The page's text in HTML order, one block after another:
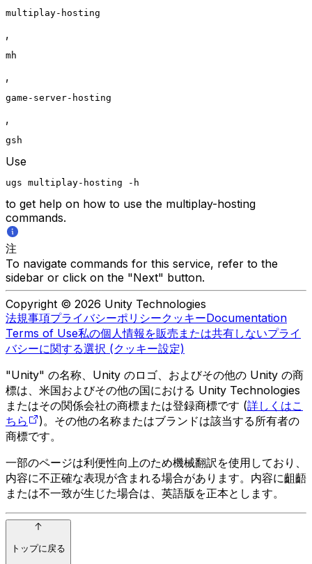
multiplay-hosting
,
mh
,
game-server-hosting
,
gsh
Use
ugs multiplay-hosting -h
to get help on how to use the multiplay-hosting
commands.
注
To navigate commands for this service, refer to the
sidebar or click on the "Next" button.
Copyright © 2026 Unity Technologies
法規事項プライバシーポリシークッキーDocumentation
Terms of Use私の個人情報を販売または共有しないプライ
バシーに関する選択 (クッキー設定)
"Unity" の名称、Unity のロゴ、およびその他の Unity の商
標は、米国およびその他の国における Unity Technologies
またはその関係会社の商標または登録商標です (詳しくはこ
ちら
)。その他の名称またはブランドは該当する所有者の
商標です。
一部のページは利便性向上のため機械翻訳を使用しており、
内容に不正確な表現が含まれる場合があります。内容に齟齬
または不一致が生じた場合は、英語版を正本とします。
トップに戻る